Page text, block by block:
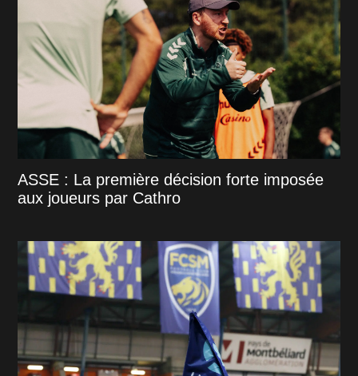
ASSE : La première décision forte imposée
aux joueurs par Cathro